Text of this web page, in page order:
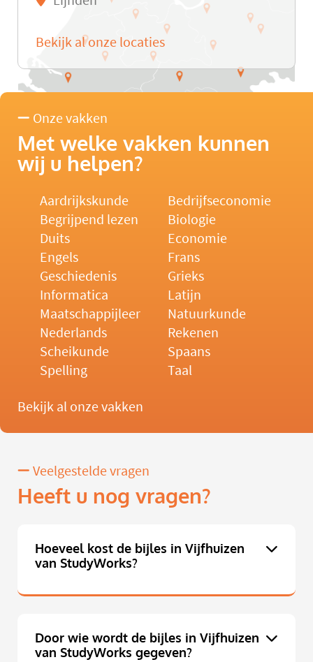
Bekijk al onze locaties
Onze vakken
Met welke vakken kunnen
wij u helpen?
Aardrijkskunde
Bedrijfseconomie
Begrijpend lezen
Biologie
Duits
Economie
Engels
Frans
Geschiedenis
Grieks
Informatica
Latijn
Maatschappijleer
Natuurkunde
Nederlands
Rekenen
Scheikunde
Spaans
Spelling
Taal
Bekijk al onze vakken
Veelgestelde vragen
Heeft u nog vragen?
Hoeveel kost de bijles in Vijfhuizen
van StudyWorks?
Door wie wordt de bijles in Vijfhuizen
van StudyWorks gegeven?